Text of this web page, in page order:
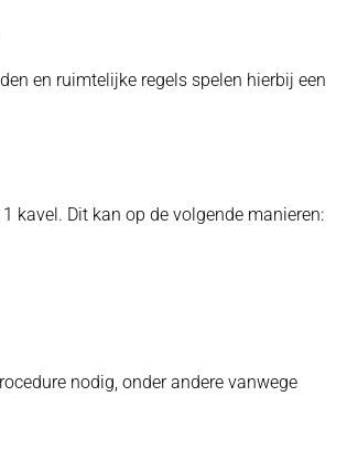
en ruimtelijke regels spelen hierbij een
kavel. Dit kan op de volgende manieren:
nodig, onder andere vanwege